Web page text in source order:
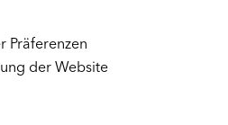
Präferenzen
der Website